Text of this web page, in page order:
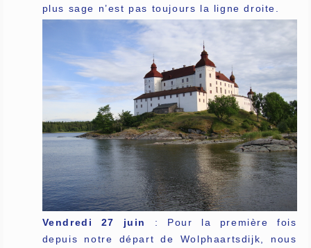
plus sage n’est pas toujours la ligne droite.
Vendredi 27 juin
: Pour la première fois
depuis notre départ de Wolphaartsdijk, nous